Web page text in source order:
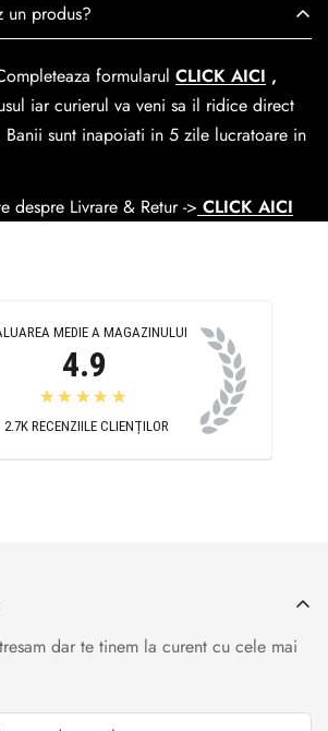
1-2 zilelucratoare prin
15 lei pentru o comanda mai mica de
o comanda de peste 390 lei.
un produs?
formularul CLICK AICI ,
iar curierul va veni sa il ridice direct
sunt inapoiati in 5 zile lucratoare in
despre Livrare & Retur -> CLICK AICI
MEDIE A MAGAZINULUI
4.9
★★★★★
2.7K RECENZIILE CLIENȚILOR
dar te tinem la curent cu cele mai